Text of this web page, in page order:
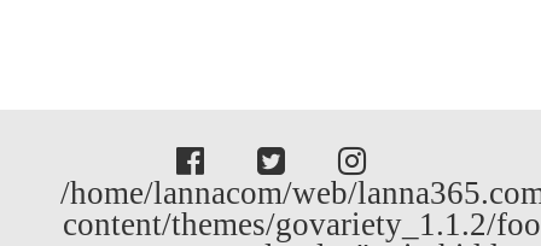
/home/lannacom/web/
content/themes/govariety_1.1.2/